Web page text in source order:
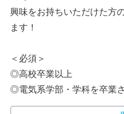
興味をお持ちいただけた方
ます！
＜必須＞
◎高校卒業以上
◎電気系学部・学科を卒業